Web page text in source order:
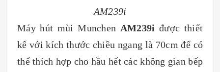
AM239i
Máy hút mùi Munchen AM239i được thiết
kế với kích thước chiều ngang là 70cm để có
thể thích hợp cho hầu hết các không gian bếp